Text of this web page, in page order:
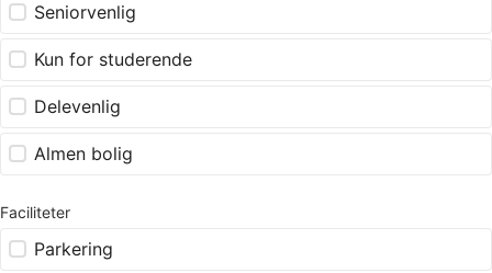
Seniorvenlig
Kun for studerende
Delevenlig
Almen bolig
Faciliteter
Parkering